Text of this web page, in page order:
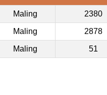
Maling 2380
Maling 2878
Maling 51